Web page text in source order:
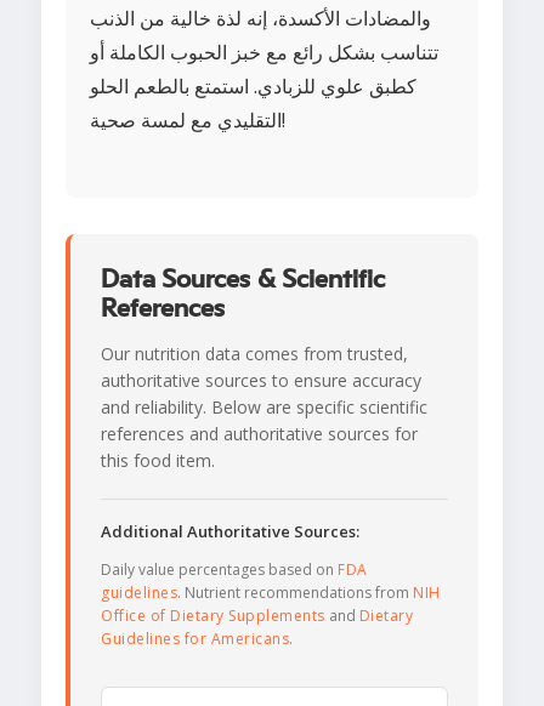
والمضادات الأكسدة، إنه لذة خالية من الذنب
تتناسب بشكل رائع مع خبز الحبوب الكاملة أو
كطبق علوي للزبادي. استمتع بالطعم الحلو
التقليدي مع لمسة صحية!
Data Sources & Scientific
References
Our nutrition data comes from trusted,
authoritative sources to ensure accuracy
and reliability. Below are specific scientific
references and authoritative sources for
this food item.
Additional Authoritative Sources:
Daily value percentages based on FDA
guidelines. Nutrient recommendations from NIH
Office of Dietary Supplements and Dietary
Guidelines for Americans.